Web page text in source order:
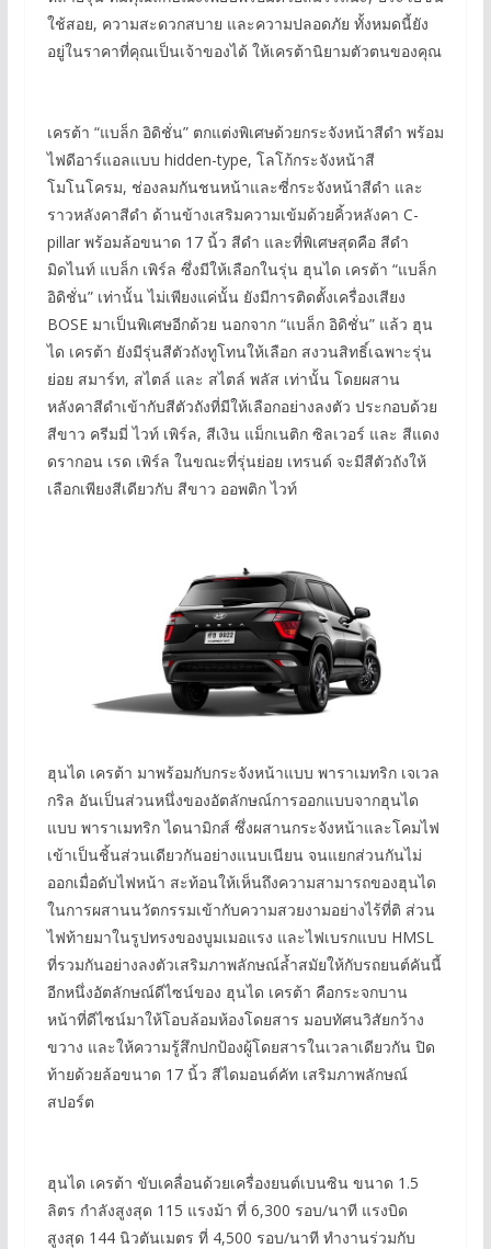
ใช้สอย, ความสะดวกสบาย และความปลอดภัย ทั้งหมดนี้ยัง
อยู่ในราคาที่คุณเป็นเจ้าของได้ ให้เครต้านิยามตัวตนของคุณ
เครต้า “แบล็ก อิดิชั่น” ตกแต่งพิเศษด้วยกระจังหน้าสีดำ พร้อม
ไฟดีอาร์แอลแบบ hidden-type, โลโก้กระจังหน้าสี
โมโนโครม, ช่องลมกันชนหน้าและซี่กระจังหน้าสีดำ และ
ราวหลังคาสีดำ ด้านข้างเสริมความเข้มด้วยคิ้วหลังคา C-
pillar พร้อมล้อขนาด 17 นิ้ว สีดำ และที่พิเศษสุดคือ สีดำ
มิดไนท์ แบล็ก เพิร์ล ซึ่งมีให้เลือกในรุ่น ฮุนได เครต้า “แบล็ก
อิดิชั่น” เท่านั้น ไม่เพียงแค่นั้น ยังมีการติดตั้งเครื่องเสียง
BOSE มาเป็นพิเศษอีกด้วย นอกจาก “แบล็ก อิดิชั่น” แล้ว ฮุน
ได เครต้า ยังมีรุ่นสีตัวถังทูโทนให้เลือก สงวนสิทธิ์เฉพาะรุ่น
ย่อย สมาร์ท, สไตล์ และ สไตล์ พลัส เท่านั้น โดยผสาน
หลังคาสีดำเข้ากับสีตัวถังที่มีให้เลือกอย่างลงตัว ประกอบด้วย
สีขาว ครีมมี่ ไวท์ เพิร์ล, สีเงิน แม็กเนติก ซิลเวอร์ และ สีแดง
ดรากอน เรด เพิร์ล ในขณะที่รุ่นย่อย เทรนด์ จะมีสีตัวถังให้
เลือกเพียงสีเดียวกับ สีขาว ออพติก ไวท์
ฮุนได เครต้า มาพร้อมกับกระจังหน้าแบบ พาราเมทริก เจเวล
กริล อันเป็นส่วนหนึ่งของอัตลักษณ์การออกแบบจากฮุนได
แบบ พาราเมทริก ไดนามิกส์ ซึ่งผสานกระจังหน้าและโคมไฟ
เข้าเป็นชิ้นส่วนเดียวกันอย่างแนบเนียน จนแยกส่วนกันไม่
ออกเมื่อดับไฟหน้า สะท้อนให้เห็นถึงความสามารถของฮุนได
ในการผสานนวัตกรรมเข้ากับความสวยงามอย่างไร้ที่ติ ส่วน
ไฟท้ายมาในรูปทรงของบูมเมอแรง และไฟเบรกแบบ HMSL
ที่รวมกันอย่างลงตัวเสริมภาพลักษณ์ล้ำสมัยให้กับรถยนต์คันนี้
อีกหนึ่งอัตลักษณ์ดีไซน์ของ ฮุนได เครต้า คือกระจกบาน
หน้าที่ดีไซน์มาให้โอบล้อมห้องโดยสาร มอบทัศนวิสัยกว้าง
ขวาง และให้ความรู้สึกปกป้องผู้โดยสารในเวลาเดียวกัน ปิด
ท้ายด้วยล้อขนาด 17 นิ้ว สีไดมอนด์คัท เสริมภาพลักษณ์
สปอร์ต
ฮุนได เครต้า ขับเคลื่อนด้วยเครื่องยนต์เบนซิน ขนาด 1.5
ลิตร กำลังสูงสุด 115 แรงม้า ที่ 6,300 รอบ/นาที แรงบิด
สูงสุด 144 นิวตันเมตร ที่ 4,500 รอบ/นาที ทำงานร่วมกับ